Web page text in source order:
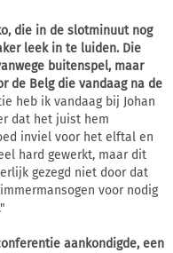
die in de slotminuut nog
leek in te luiden. Die
buitenspel, maar
de Belg die vandaag na de
heb ik vandaag bij Johan
dat het juist hem
inviel voor het elftal en
hard gewerkt, maar dit
gezegd niet door dat
voor nodig
aankondigde, een